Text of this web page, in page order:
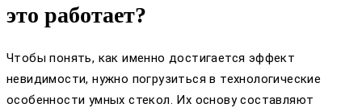
это работает?
Чтобы понять, как именно достигается эффект
невидимости, нужно погрузиться в технологические
особенности умных стекол. Их основу составляют